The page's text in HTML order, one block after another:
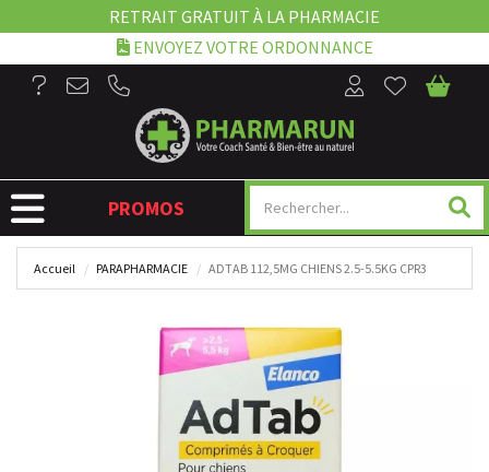
RETRAIT GRATUIT À LA PHARMACIE
ENVOYEZ VOTRE ORDONNANCE
NAVIGATION
PROMOS
Accueil PARAPHARMACIE ADTAB 112,5MG CHIENS 2.5-5.5KG CPR3